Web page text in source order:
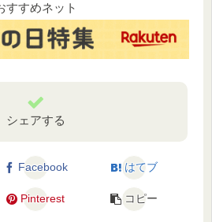
すすめネット
シェアする
Facebook はてブ
Pinterest コピー